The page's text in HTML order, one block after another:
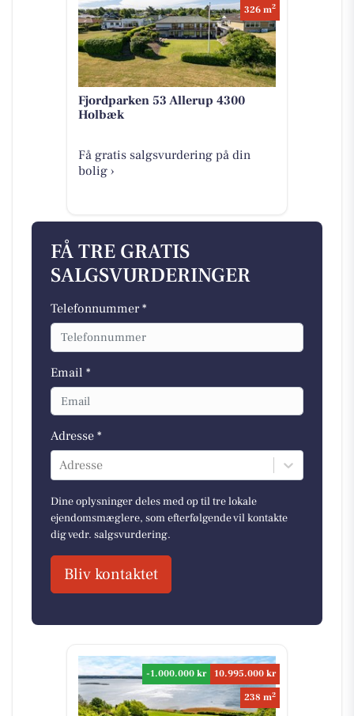
326 m2
Fjordparken 53 Allerup 4300
Holbæk
Få gratis salgsvurdering på din
bolig ›
FÅ TRE GRATIS
SALGSVURDERINGER
Telefonnummer *
Email *
Adresse *
Adresse
Dine oplysninger deles med op til tre lokale
ejendomsmæglere, som efterfølgende vil kontakte
dig vedr. salgsvurdering.
Bliv kontaktet
-1.000.000 kr
10.995.000 kr
238 m2